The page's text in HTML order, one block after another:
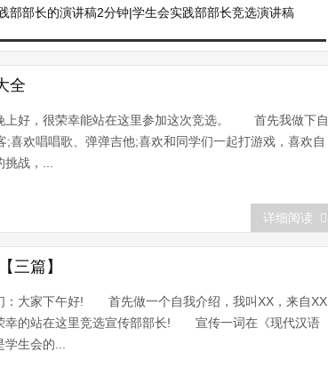
部部长的演讲稿2分钟|学生会实践部部长竞选演讲稿
全
好，很荣幸能站在这里参加这次竞选。 首先我做下自
欢唱唱歌、弹弹吉他;喜欢和同学们一起打游戏，喜欢自
战，...
详细阅读
三篇】
大家下午好! 首先做一个自我介绍，我叫XX，来自XX
幸的站在这里竞选宣传部部长! 宣传一词在《现代汉语
生会的...